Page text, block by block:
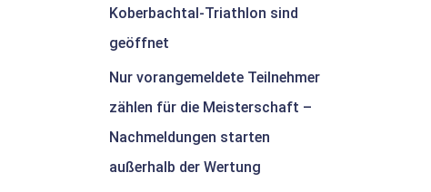
Koberbachtal-Triathlon sind
geöffnet
Nur vorangemeldete Teilnehmer
zählen für die Meisterschaft –
Nachmeldungen starten
außerhalb der Wertung